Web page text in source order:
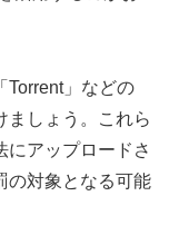
Torrent」などの
ましょう。これら
にアップロードさ
の対象となる可能